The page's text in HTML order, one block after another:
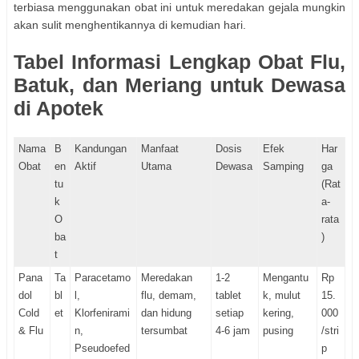
terbiasa menggunakan obat ini untuk meredakan gejala mungkin
akan sulit menghentikannya di kemudian hari.
Tabel Informasi Lengkap Obat Flu,
Batuk, dan Meriang untuk Dewasa
di Apotek
Nama
Obat
B
en
tu
k
O
ba
t
Kandungan
Aktif
Manfaat
Utama
Dosis
Dewasa
Efek
Samping
Har
ga
(Rat
a-
rata
)
Pana
dol
Cold
& Flu
Ta
bl
et
Paracetamo
l,
Klorfenirami
n,
Pseudoefed
Meredakan
flu, demam,
dan hidung
tersumbat
1-2
tablet
setiap
4-6 jam
Mengantu
k, mulut
kering,
pusing
Rp
15.
000
/stri
p